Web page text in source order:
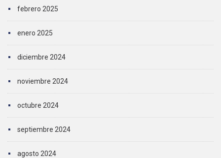
febrero 2025
enero 2025
diciembre 2024
noviembre 2024
octubre 2024
septiembre 2024
agosto 2024